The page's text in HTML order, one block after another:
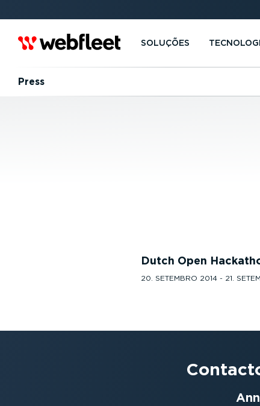
SOLUÇÕES
Press
Dutch Open
20. SETEMBRO 2014 - 21.